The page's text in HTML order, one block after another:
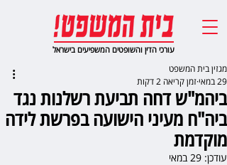
עורכי הדין והשופטים המשפיעים בישראל
ביהמ"ש דחה תביעת רשלנות נגד
ביה"ח מעיני הישועה בפרשת לידה
מוקדמת
מגזין בית המשפט
29 במאי
זמן קריאה 2 דקות
עודכן: 29 במאי